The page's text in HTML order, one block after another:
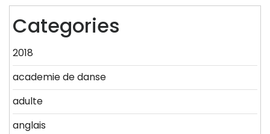
Categories
2018
academie de danse
adulte
anglais